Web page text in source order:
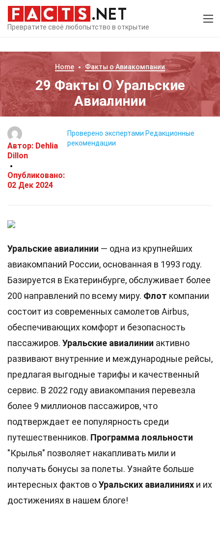
Превратите своё любопытство в открытие
Home Факты о Авиакомпании
29 Факты О Уральские
Авиалинии
Автор: Dehlia
Dillon
Опубликовано:
02 Дек 2024
Проверено экспертами Редакционные
рекомендации
Уральские авиалинии — одна из крупнейших
авиакомпаний России, основанная в 1993 году.
Базируется в Екатеринбурге, обслуживает более
200 направлений по всему миру. Флот компании
состоит из современных самолетов Airbus,
обеспечивающих комфорт и безопасность
пассажиров. Уральские авиалинии активно
развивают внутренние и международные рейсы,
предлагая выгодные тарифы и качественный
сервис. В 2022 году авиакомпания перевезла
более 9 миллионов пассажиров, что
подтверждает ее популярность среди
путешественников. Программа лояльности
"Крылья" позволяет накапливать мили и
получать бонусы за полеты. Узнайте больше
интересных фактов оУральских авиалиниях и их
достижениях в нашем блоге!